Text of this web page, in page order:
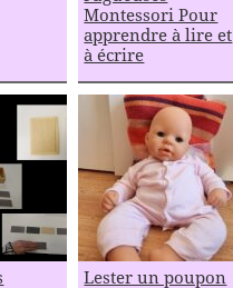
Montessori Pour
apprendre à lire et
à écrire
Lester un poupon